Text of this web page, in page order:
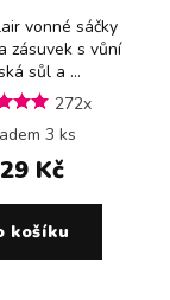
vonné sáčky
zásuvek s vůní
sůl a ...
272x
3 ks
Kč
košíku